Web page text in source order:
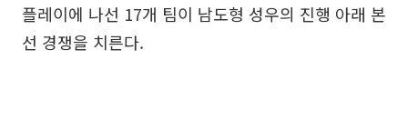
플레이에 나선 17개 팀이 남도형 성우의 진행 아래 본
선 경쟁을 치른다.